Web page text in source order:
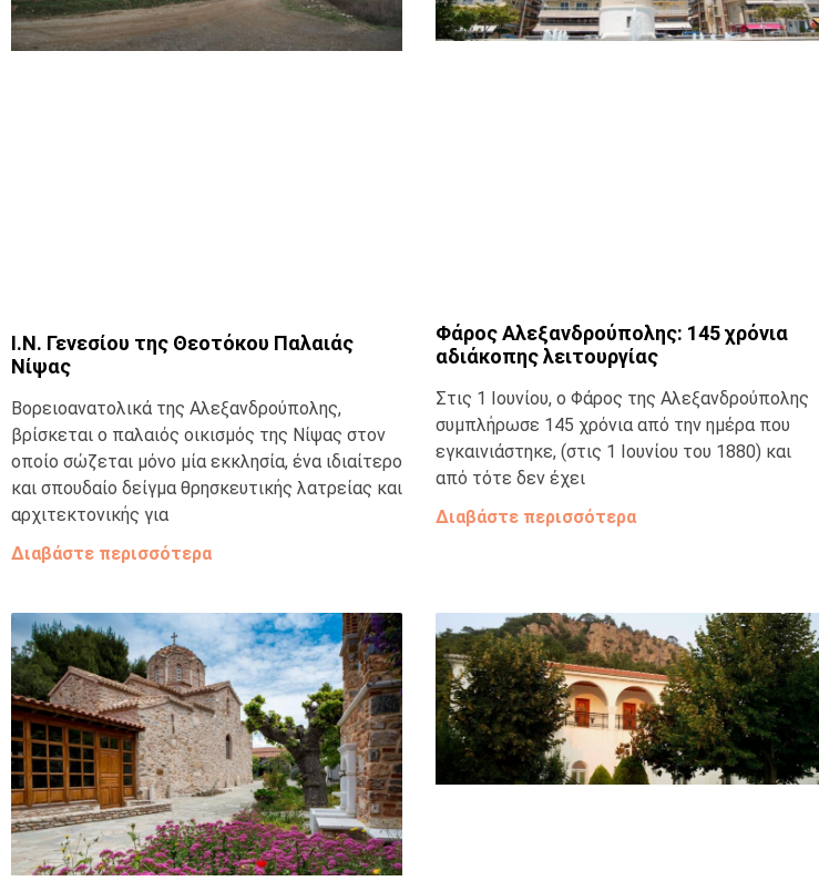
Ι.Ν. Γενεσίου της Θεοτόκου Παλαιάς
Νίψας
Βορειοανατολικά της Αλεξανδρούπολης,
βρίσκεται ο παλαιός οικισμός της Νίψας στον
οποίο σώζεται μόνο μία εκκλησία, ένα ιδιαίτερο
και σπουδαίο δείγμα θρησκευτικής λατρείας και
αρχιτεκτονικής για
Διαβάστε περισσότερα
Φάρος Αλεξανδρούπολης: 145 χρόνια
αδιάκοπης λειτουργίας
Στις 1 Ιουνίου, ο Φάρος της Αλεξανδρούπολης
συμπλήρωσε 145 χρόνια από την ημέρα που
εγκαινιάστηκε, (στις 1 Ιουνίου του 1880) και
από τότε δεν έχει
Διαβάστε περισσότερα